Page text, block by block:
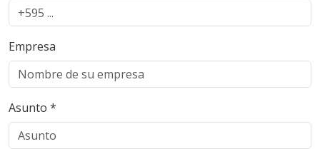
Empresa
Asunto *